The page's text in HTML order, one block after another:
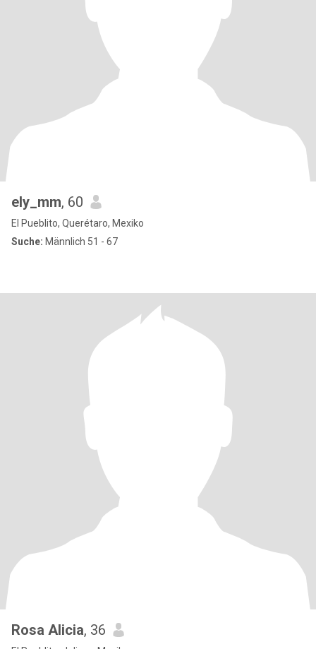
ely_mm, 60
El Pueblito, Querétaro, Mexiko
Suche: Männlich 51 - 67
Rosa Alicia, 36